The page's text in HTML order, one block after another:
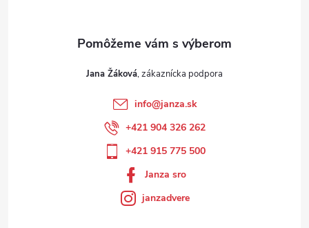
Jana Žáková
info@janza.sk
+421 904 326 262
+421 915 775 500
Janza sro
janzadvere